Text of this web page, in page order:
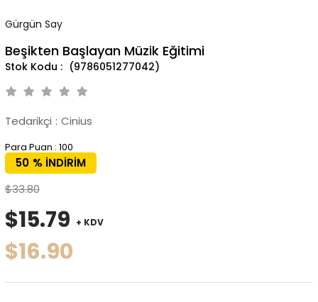
Gürgün Say
Beşikten Başlayan Müzik Eğitimi
(9786051277042)
Tedarikçi : Cinius
Para Puan : 100
%
50
İNDIRIM
$33.80
$15.79 + KDV
$16.90